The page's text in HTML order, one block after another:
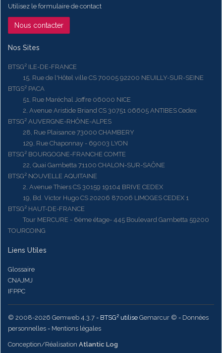
Utilisez le formulaire de contact
Nous contacter
Nos Sites
BTSG² ILE-DE-FRANCE
15, Rue de l'Hôtel ville CS 70005 92200 NEUILLY-SUR-SEINE
BTGS² PACA
51, Rue Maréchal Joffre 06000 NICE
2, Avenue Aristide Briand CS 30751 06605 ANTIBES Cedex
BTSG² AUVERGNE-RHÔNE-ALPES
28, Rue Plaisance 73000 CHAMBERY
129, Rue Chaponnay - 69003 LYON
BTSG² BOURGOGNE-FRANCHE COMTE
22, Quai Gambetta 71100 CHALON-SUR-SAÔNE
BTSG² NOUVELLE AQUITAINE
2, Avenue Thiers CS 30159 19104 BRIVE CEDEX
19, Bd. Victor Hugo CS 20206 87006 LIMOGES CEDEX 1
BTSG² HAUT-DE-FRANCE
Tour MERCURE - 6ème étage- 445 Boulevard Gambetta 59200
TOURCOING
Liens Utiles
Glossaire
CNAJMJ
IFPPC
© 2008-2026 Gemweb 4.3.7 - BTSG² utilise Gemarcur © - Données
personnelles - Mentions légales
Conception/Réalisation Atlantic Log